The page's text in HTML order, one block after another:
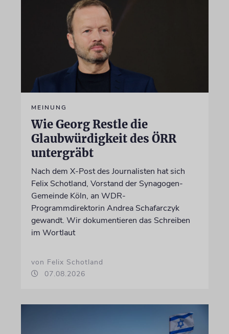
MEINUNG
Wie Georg Restle die
Glaubwürdigkeit des ÖRR
untergräbt
Nach dem X-Post des Journalisten hat sich
Felix Schotland, Vorstand der Synagogen-
Gemeinde Köln, an WDR-
Programmdirektorin Andrea Schafarczyk
gewandt. Wir dokumentieren das Schreiben
im Wortlaut
von Felix Schotland
07.08.2026